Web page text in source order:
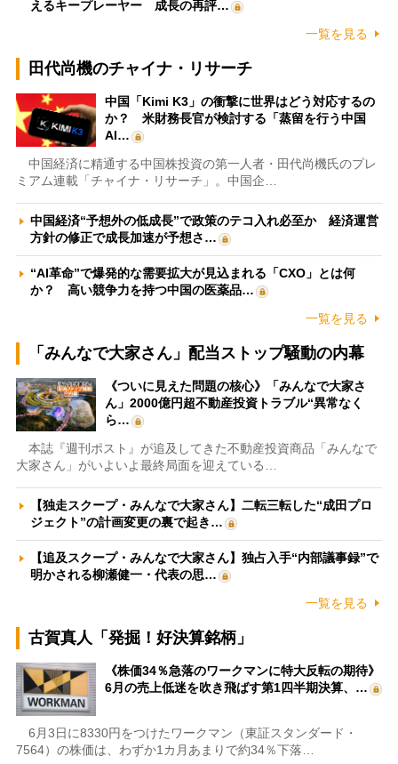
えるキープレーヤー 成長の再評…
一覧を見る
田代尚機のチャイナ・リサーチ
中国「Kimi K3」の衝撃に世界はどう対応するの
か？ 米財務長官が検討する「蒸留を行う中国
AI…
中国経済に精通する中国株投資の第一人者・田代尚機氏のプレ
ミアム連載「チャイナ・リサーチ」。中国企…
中国経済“予想外の低成長”で政策のテコ入れ必至か 経済運営
方針の修正で成長加速が予想さ…
“AI革命”で爆発的な需要拡大が見込まれる「CXO」とは何
か？ 高い競争力を持つ中国の医薬品…
一覧を見る
「みんなで大家さん」配当ストップ騒動の内幕
《ついに見えた問題の核心》「みんなで大家さ
ん」2000億円超不動産投資トラブル“異常なく
ら…
本誌『週刊ポスト』が追及してきた不動産投資商品「みんなで
大家さん」がいよいよ最終局面を迎えている…
【独走スクープ・みんなで大家さん】二転三転した“成田プロ
ジェクト”の計画変更の裏で起き…
【追及スクープ・みんなで大家さん】独占入手“内部議事録”で
明かされる柳瀬健一・代表の思…
一覧を見る
古賀真人「発掘！好決算銘柄」
《株価34％急落のワークマンに特大反転の期待》
6月の売上低迷を吹き飛ばす第1四半期決算、…
6月3日に8330円をつけたワークマン（東証スタンダード・
7564）の株価は、わずか1カ月あまりで約34％下落…